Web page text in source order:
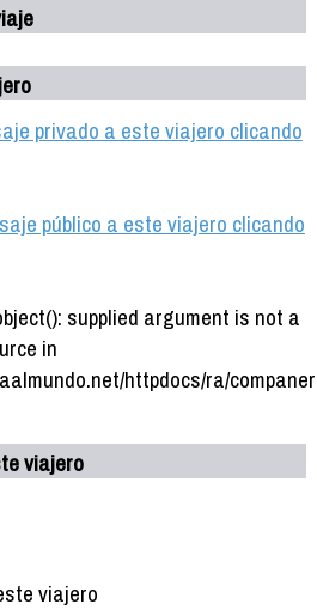
privado a este viajero clicando
público a este viajero clicando
supplied argument is not a
in
httpdocs/ra/
viajero
viajero